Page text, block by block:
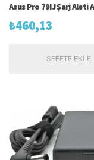
Asus Pro 79IJ Şarj Aleti
₺460,13
SEPETE EKLE